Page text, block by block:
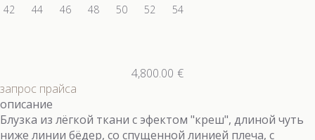
42 44 46 48 50 52 54
€
4,800.00
запрос прайса
описание
Блузка из лёгкой ткани с эфектом "креш", длиной чуть
ниже линии бёдер, со спущенной линией плеча, с